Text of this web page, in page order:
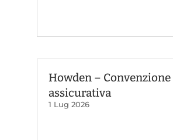
Howden – Convenzione
assicurativa
1 Lug 2026